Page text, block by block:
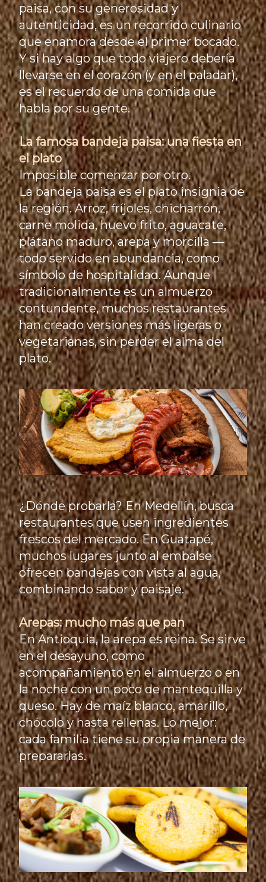
paisa, con su generosidad y
autenticidad, es un recorrido culinario
que enamora desde el primer bocado.
Y si hay algo que todo viajero debería
llevarse en el corazón (y en el paladar),
es el recuerdo de una comida que
habla por su gente.
La famosa bandeja paisa: una fiesta en
el plato
Imposible comenzar por otro.
La bandeja paisa es el plato insignia de
la región. Arroz, fríjoles, chicharrón,
carne molida, huevo frito, aguacate,
plátano maduro, arepa y morcilla —
todo servido en abundancia, como
símbolo de hospitalidad. Aunque
tradicionalmente es un almuerzo
contundente, muchos restaurantes
han creado versiones más ligeras o
vegetarianas, sin perder el alma del
plato.
¿Dónde probarla? En Medellín, busca
restaurantes que usen ingredientes
frescos del mercado. En Guatapé,
muchos lugares junto al embalse
ofrecen bandejas con vista al agua,
combinando sabor y paisaje.
Arepas: mucho más que pan
En Antioquia, la arepa es reina. Se sirve
en el desayuno, como
acompañamiento en el almuerzo o en
la noche con un poco de mantequilla y
queso. Hay de maíz blanco, amarillo,
chócolo y hasta rellenas. Lo mejor:
cada familia tiene su propia manera de
prepararlas.